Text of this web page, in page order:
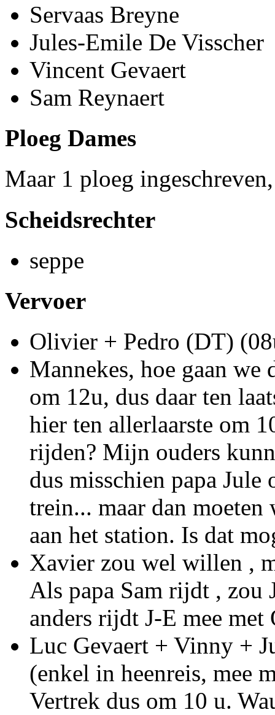
Servaas Breyne
Jules-Emile De Visscher
Vincent Gevaert
Sam Reynaert
Ploeg Dames
Maar 1 ploeg
Scheidsrechter
seppe
Vervoer
Olivier + Pedro (DT)
Mannekes, hoe gaan we
om 12u, dus daar ten
hier ten allerlaarste om
rijden? Mijn ouders
dus misschien papa Jule
trein... maar dan
aan het station. Is dat
Xavier zou wel willen ,
Als papa Sam rijdt , zou
anders rijdt J-E mee met
Luc Gevaert + Vinny +
(enkel in heenreis, mee
Vertrek dus om 10 u.